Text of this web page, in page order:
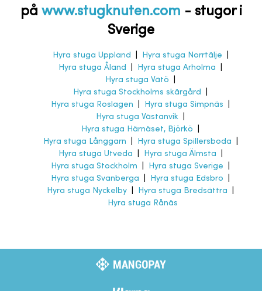
på www.stugknuten.com - stugor i
Sverige
Hyra stuga Uppland Hyra stuga Norrtälje
Hyra stuga Åland
Hyra stuga Arholma
Hyra stuga Vätö
Hyra stuga Stockholms skärgård
Hyra stuga Roslagen
Hyra stuga Simpnäs
Hyra stuga Västanvik
Hyra stuga Härnäset, Björkö
Hyra stuga Långgarn
Hyra stuga Spillersboda
Hyra stuga Utveda
Hyra stuga Älmsta
Hyra stuga Stockholm
Hyra stuga Sverige
Hyra stuga Svanberga
Hyra stuga Edsbro
Hyra stuga Nyckelby
Hyra stuga Bredsättra
Hyra stuga Rånäs